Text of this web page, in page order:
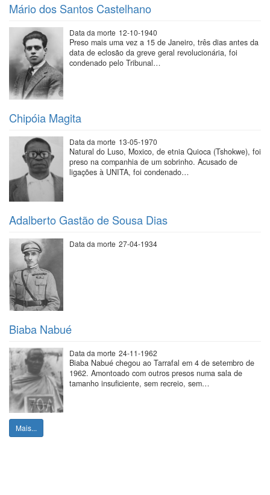
Mário dos Santos Castelhano
Data da morte 12-10-1940
Preso mais uma vez a 15 de Janeiro, três dias antes da
data de eclosão da greve geral revolucionária, foi
condenado pelo Tribunal…
Chipóia Magita
Data da morte 13-05-1970
Natural do Luso, Moxico, de etnia Quioca (Tshokwe), foi
preso na companhia de um sobrinho. Acusado de
ligações à UNITA, foi condenado…
Adalberto Gastão de Sousa Dias
Data da morte 27-04-1934
Biaba Nabué
Data da morte 24-11-1962
Biaba Nabué chegou ao Tarrafal em 4 de setembro de
1962. Amontoado com outros presos numa sala de
tamanho insuficiente, sem recreio, sem…
Mais...